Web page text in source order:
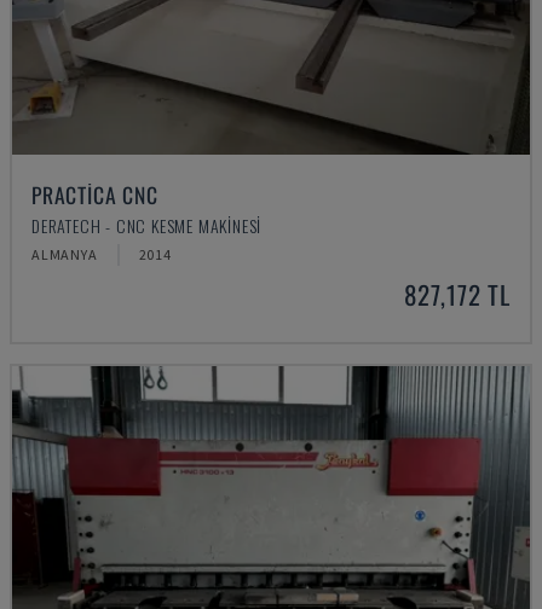
PRACTICA CNC
DERATECH - CNC KESME MAKINESI
ALMANYA 2014
827,172 TL